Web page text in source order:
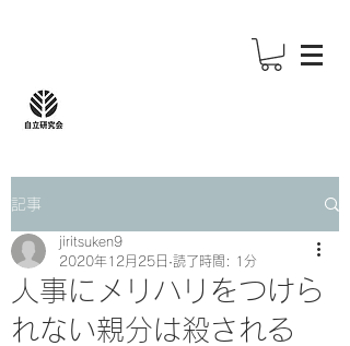
記事
人事にメリハリをつけら
れない親分は殺される
jiritsuken9
2020年12月25日 読了時間: 1分